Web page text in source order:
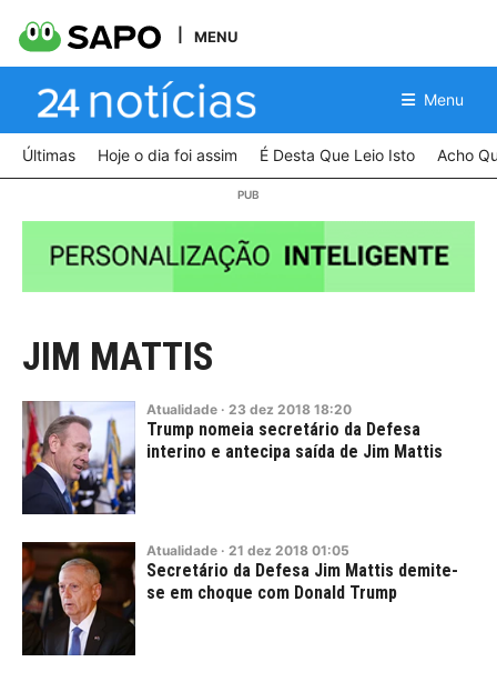
MENU
Menu
Últimas Hoje o dia foi assim É Desta Que Leio Isto Acho
JIM MATTIS
Atualidade · 23 dez 2018 18:20
Trump nomeia secretário da Defesa
interino e antecipa saída de Jim Mattis
Atualidade · 21 dez 2018 01:05
Secretário da Defesa Jim Mattis demite-
se em choque com Donald Trump